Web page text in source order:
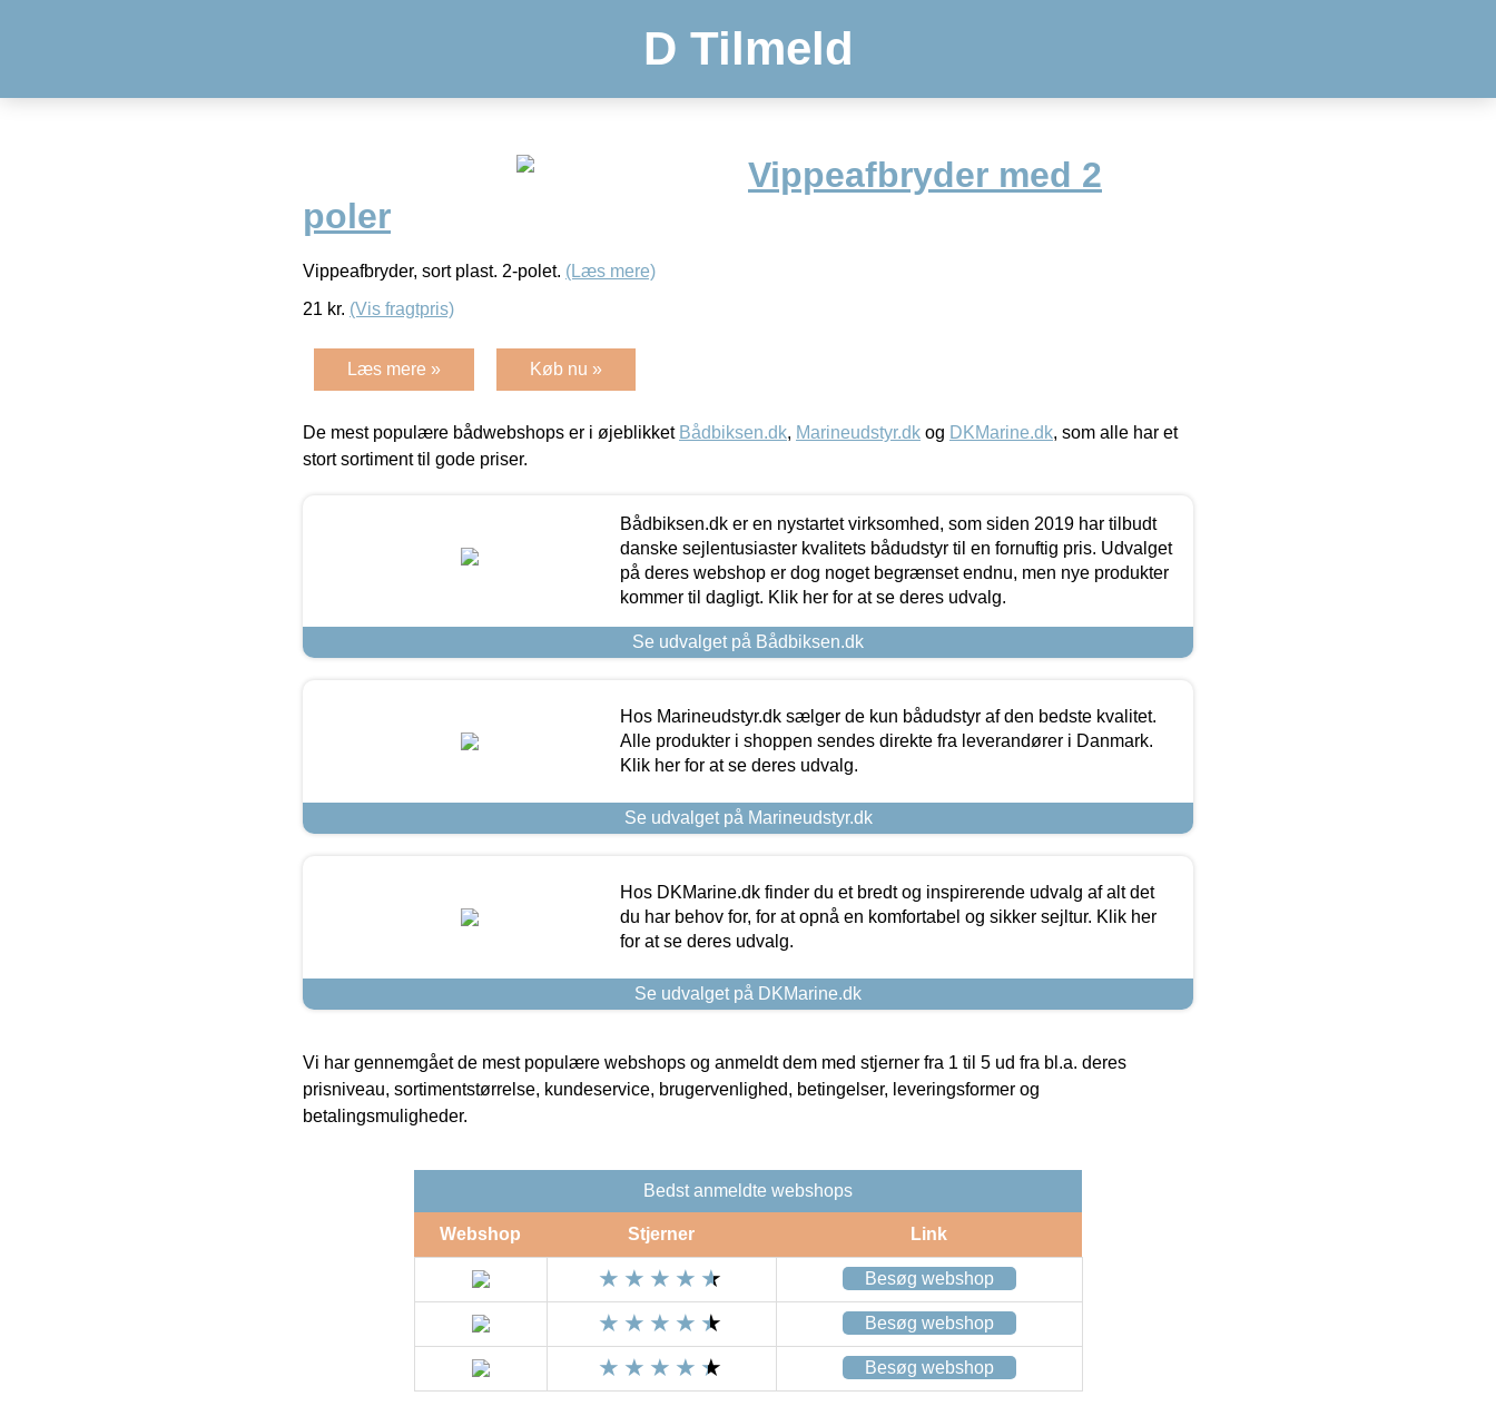
D Tilmeld
Vippeafbryder med 2
poler
Vippeafbryder, sort plast. 2-polet. (Læs mere)
21 kr. (Vis fragtpris)
Læs mere » Køb nu »
De mest populære bådwebshops er i øjeblikket Bådbiksen.dk, Marineudstyr.dk og DKMarine.dk, som alle har et
stort sortiment til gode priser.
Bådbiksen.dk er en nystartet virksomhed, som siden 2019 har tilbudt
danske sejlentusiaster kvalitets bådudstyr til en fornuftig pris. Udvalget
på deres webshop er dog noget begrænset endnu, men nye produkter
kommer til dagligt. Klik her for at se deres udvalg.
Se udvalget på Bådbiksen.dk
Hos Marineudstyr.dk sælger de kun bådudstyr af den bedste kvalitet.
Alle produkter i shoppen sendes direkte fra leverandører i Danmark.
Klik her for at se deres udvalg.
Se udvalget på Marineudstyr.dk
Hos DKMarine.dk finder du et bredt og inspirerende udvalg af alt det
du har behov for, for at opnå en komfortabel og sikker sejltur. Klik her
for at se deres udvalg.
Se udvalget på DKMarine.dk
Vi har gennemgået de mest populære webshops og anmeldt dem med stjerner fra 1 til 5 ud fra bl.a. deres
prisniveau, sortimentstørrelse, kundeservice, brugervenlighed, betingelser, leveringsformer og
betalingsmuligheder.
Bedst anmeldte webshops
Webshop Stjerner Link
Besøg webshop
Besøg webshop
Besøg webshop